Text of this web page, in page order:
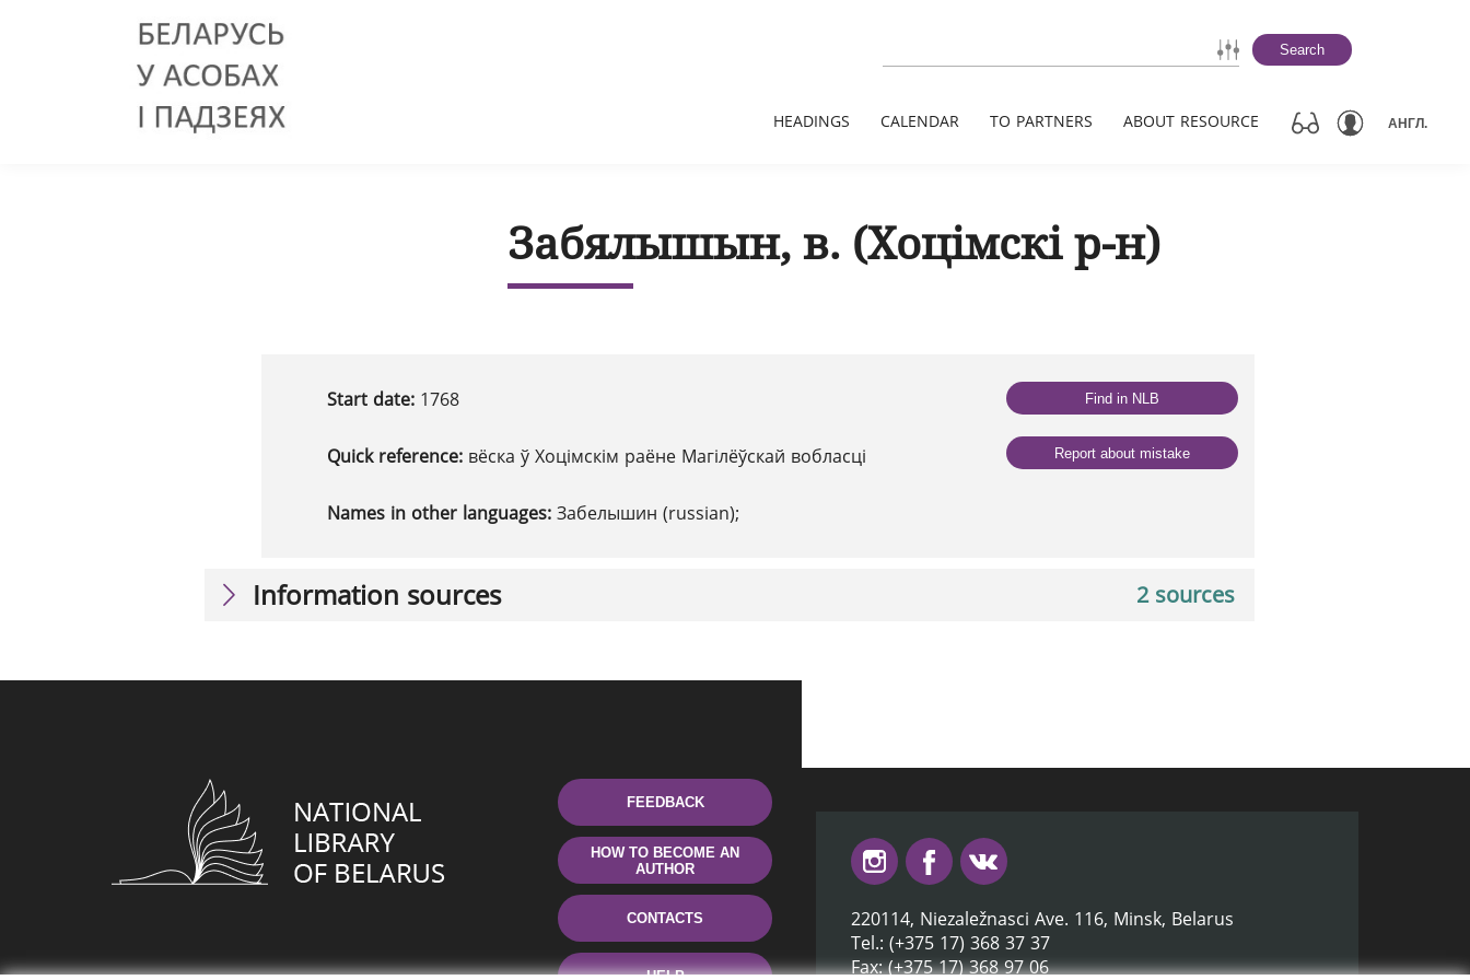
Search
HEADINGS CALENDAR TO PARTNERS ABOUT RESOURCE АНГЛ.
Забялышын, в. (Хоцімскі р-н)
Start date: 1768
Quick reference: вёска ў Хоцімскім раёне Магілёўскай вобласці
Names in other languages: Забелышин (russian);
Find in NLB
Report about mistake
2 sources
Information sources
FEEDBACK
HOW TO BECOME AN
AUTHOR
CONTACTS
HELP
220114, Niezaležnasci Ave. 116, Minsk, Belarus
Tel.: (+375 17) 368 37 37
Fax: (+375 17) 368 97 06